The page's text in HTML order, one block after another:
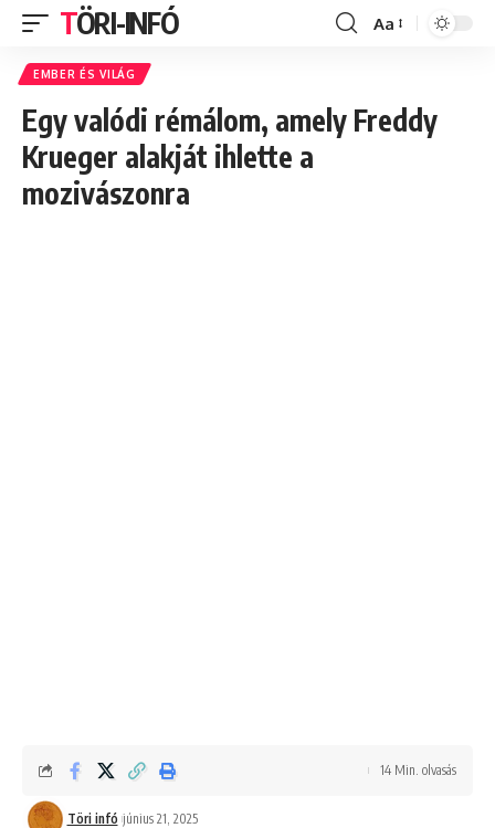
TÖRI-INFÓ
Font
Aa
EMBER ÉS VILÁG
Egy valódi rémálom, amely Freddy
Krueger alakját ihlette a
mozivászonra
Töri infó június 21, 2025
14 Min. olvasás